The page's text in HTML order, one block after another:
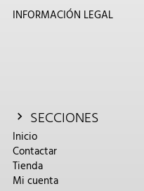
INFORMACIÓN LEGAL
SECCIONES
Inicio
Contactar
Tienda
Mi cuenta